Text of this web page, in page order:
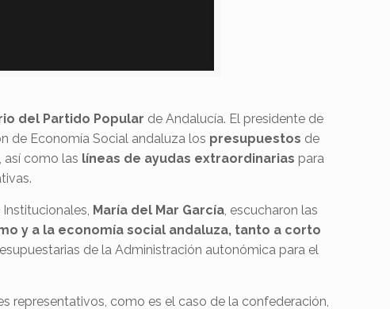
del Partido Popular de Andalucía. El presidente de
de Economía Social andaluza los presupuestos de
así como las líneas de ayudas extraordinarias para
María del Mar García, escucharon las
y a la economía social andaluza, tanto a corto
de la Administración autonómica para el
representativos, como es el caso de la confederación,